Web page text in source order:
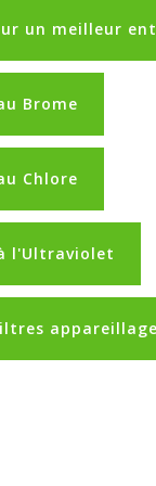
un meilleur
Brome
Chlore
l'Ultraviolet